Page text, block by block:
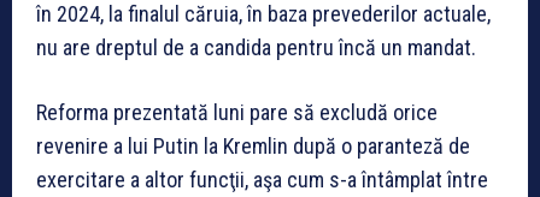
în 2024, la finalul căruia, în baza prevederilor actuale,
nu are dreptul de a candida pentru încă un mandat.
Reforma prezentată luni pare să excludă orice
revenire a lui Putin la Kremlin după o paranteză de
exercitare a altor funcţii, aşa cum s-a întâmplat între